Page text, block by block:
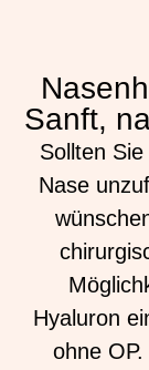
Sanft,
Sollten
Nase
Hyaluron
ohne